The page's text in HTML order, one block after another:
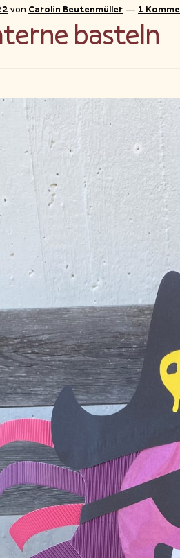
von Carolin Beutenmüller — 1
basteln